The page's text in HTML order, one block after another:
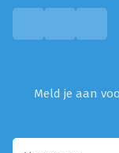
Meld je aan